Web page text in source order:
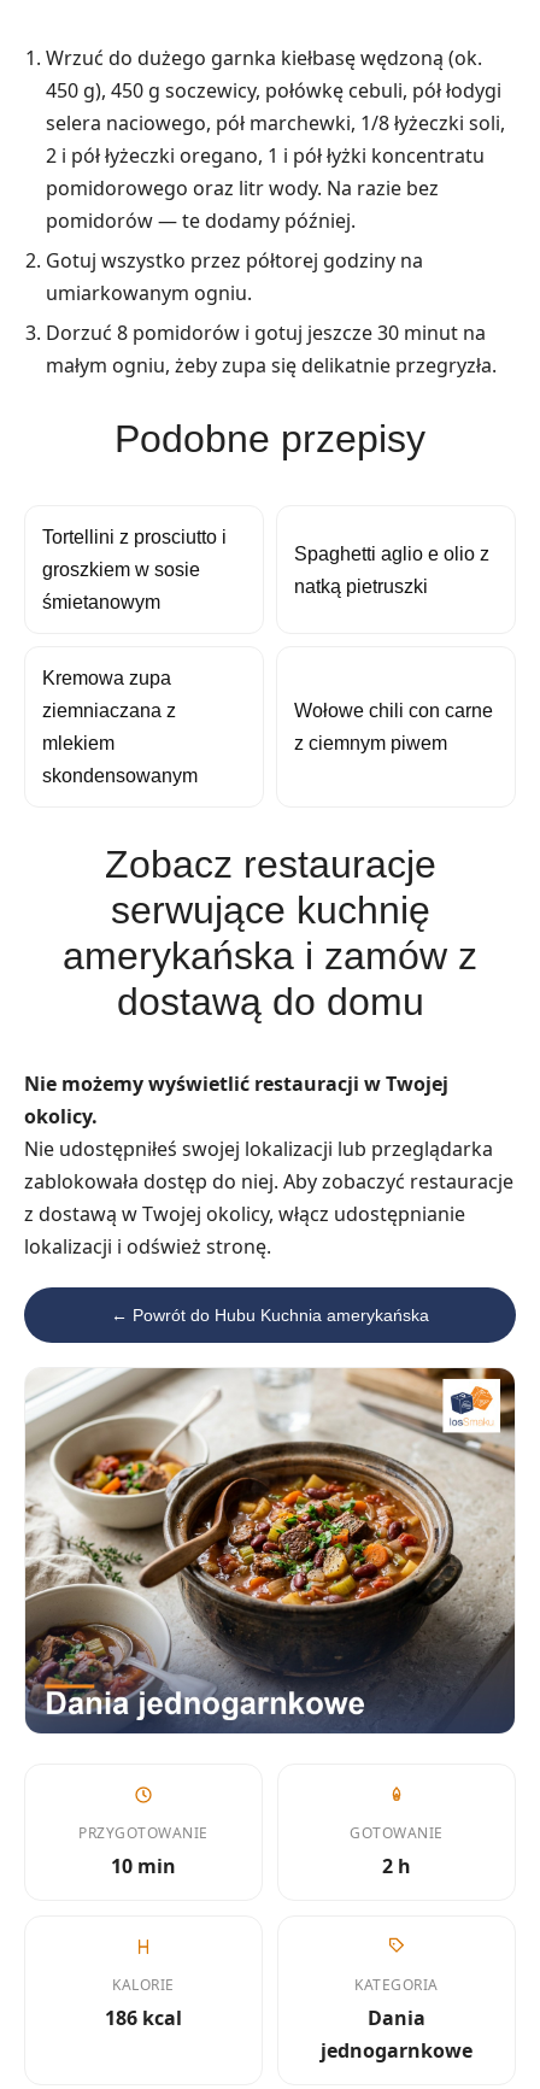
Wrzuć do dużego garnka kiełbasę wędzoną (ok.
450 g), 450 g soczewicy, połówkę cebuli, pół łodygi
selera naciowego, pół marchewki, 1/8 łyżeczki soli,
2 i pół łyżeczki oregano, 1 i pół łyżki koncentratu
pomidorowego oraz litr wody. Na razie bez
pomidorów — te dodamy później.
Gotuj wszystko przez półtorej godziny na
umiarkowanym ogniu.
Dorzuć 8 pomidorów i gotuj jeszcze 30 minut na
małym ogniu, żeby zupa się delikatnie przegryzła.
Podobne przepisy
Tortellini z prosciutto i
groszkiem w sosie
śmietanowym
Spaghetti aglio e olio z
natką pietruszki
Kremowa zupa
ziemniaczana z
mlekiem
skondensowanym
Wołowe chili con carne
z ciemnym piwem
Zobacz restauracje
serwujące kuchnię
amerykańska i zamów z
dostawą do domu
Nie możemy wyświetlić restauracji w Twojej
okolicy.
Nie udostępniłeś swojej lokalizacji lub przeglądarka
zablokowała dostęp do niej. Aby zobaczyć restauracje
z dostawą w Twojej okolicy, włącz udostępnianie
lokalizacji i odśwież stronę.
← Powrót do Hubu Kuchnia amerykańska
PRZYGOTOWANIE
10 min
GOTOWANIE
2 h
KALORIE
186 kcal
KATEGORIA
Dania
jednogarnkowe